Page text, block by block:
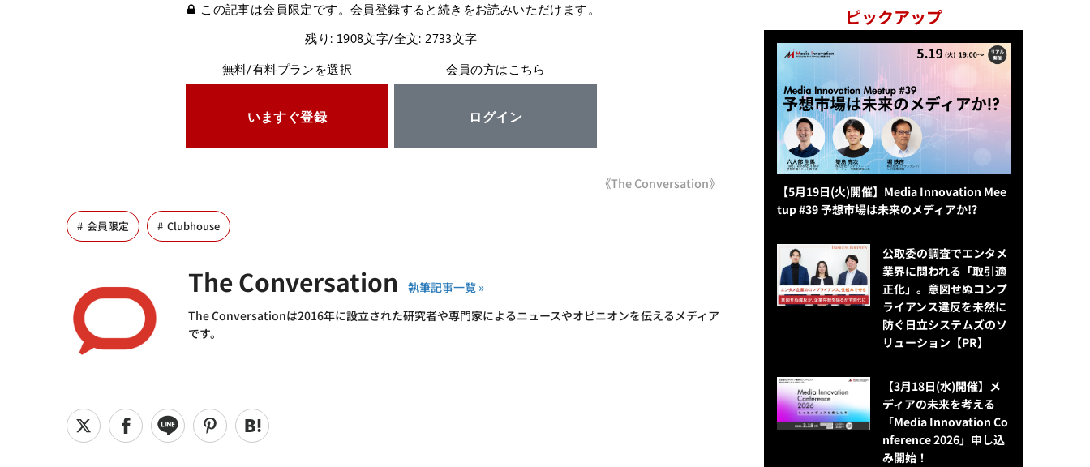
この記事は会員限定です。会員登録すると続きをお読みいただけます。
残り: 1908文字/全文: 2733文字
無料/有料プランを選択
いますぐ登録
会員の方はこちら
ログイン
《The Conversation》
会員限定 Clubhouse
The Conversation
The Conversationは2016年に設立された研究者や専門家によるニュースやオピニオンを伝えるメディア
です。
ピックアップ
【5月19日(火)開催】Media Innovation Mee
tup #39 予想市場は未来のメディアか!?
公​​取委の調査でエンタメ
業界に問われる「取引適
正化」。意図せぬコンプ
ライアンス違反を未然に
防ぐ日立システムズのソ
リューション​【PR】
【3月18日(水)開催】メ
ディアの未来を考える
「Media Innovation Co
nference 2026」申し込
み開始！